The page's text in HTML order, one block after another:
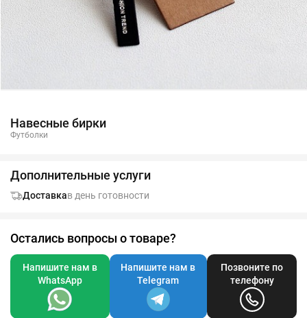
Навесные бирки
Футболки
Дополнительные услуги
Доставкав день готовности
Остались вопросы о товаре?
Напишите нам в
WhatsApp
Напишите нам в
Telegram
Позвоните по
телефону